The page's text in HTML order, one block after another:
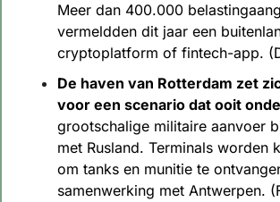
Meer dan 400.000
vermeldden dit jaar een
cryptoplatform of fintech-app.
De haven van Rotterdam zet
voor een scenario dat ooit
grootschalige militaire aanvoer
met Rusland. Terminals worden
om tanks en munitie te
samenwerking met Antwerpen.